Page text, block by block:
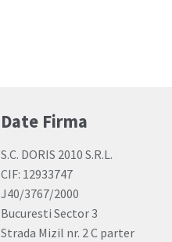
Date Firma
S.C. DORIS 2010 S.R.L.
CIF: 12933747
J40/3767/2000
Bucuresti Sector 3
Strada Mizil nr. 2 C parter